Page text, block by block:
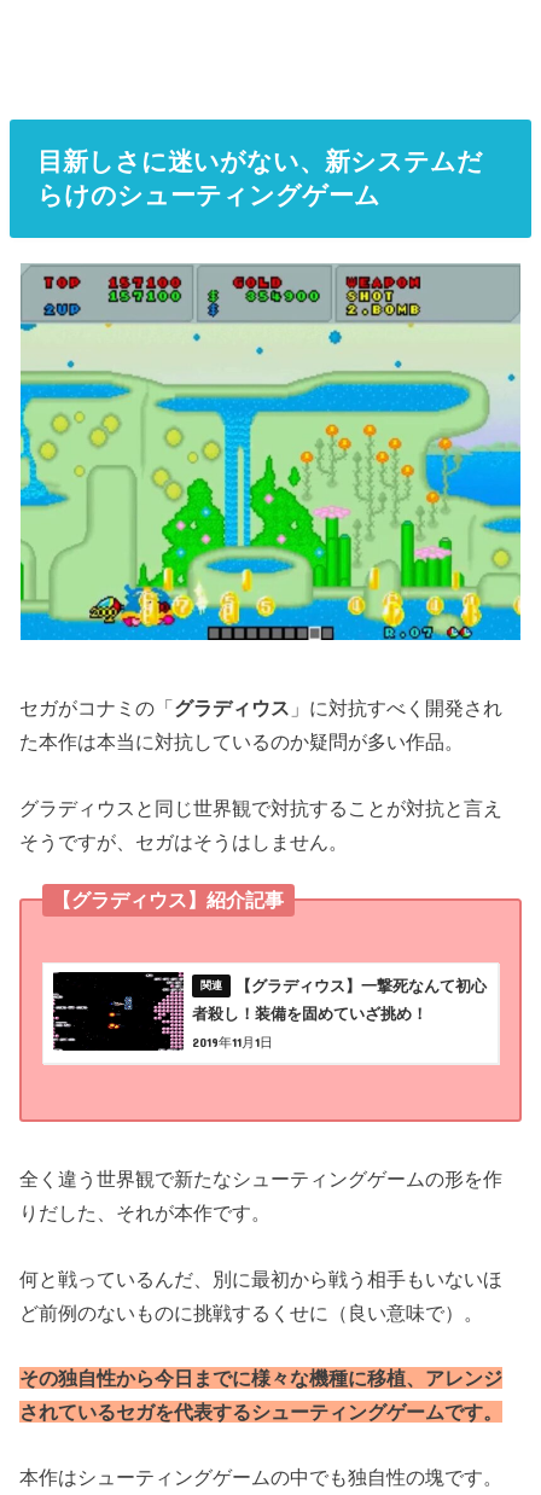
目新しさに迷いがない、新システムだ
らけのシューティングゲーム
セガがコナミの「グラディウス 」に対抗すべく開発され
た本作は本当に対抗しているのか疑問が多い作品。
グラディウスと同じ世界観で対抗することが対抗と言え
そうですが、セガはそうはしません。
【グラディウス】紹介記事
【グラディウス】一撃死なんて初心
者殺し！装備を固めていざ挑め！
2019年11月1日
全く違う世界観で新たなシューティングゲームの形を作
りだした、それが本作です。
何と戦っているんだ、別に最初から戦う相手もいないほ
ど前例のないものに挑戦するくせに（良い意味で）。
その独自性から今日までに様々な機種に移植、アレンジ
されているセガを代表するシューティングゲームです。
本作はシューティングゲームの中でも独自性の塊です。